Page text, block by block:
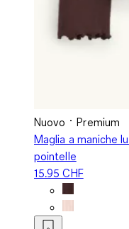
Nuovo
Premium
Maglia a maniche
pointelle
15.95 CHF